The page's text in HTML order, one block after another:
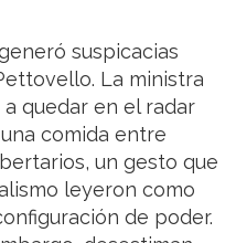
suspicacias
La ministra
quedar en el radar
comida entre
un gesto que
leyeron como
de poder.